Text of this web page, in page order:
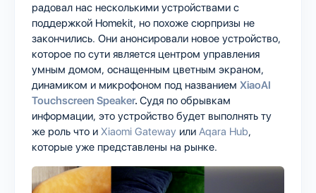
радовал нас несколькими устройствами с
поддержкой Homekit, но похоже сюрпризы не
закончились. Они анонсировали новое устройство,
которое по сути является центром управления
умным домом, оснащенным цветным экраном,
динамиком и микрофоном под названием XiaoAI
Touchscreen Speaker. Судя по обрывкам
информации, это устройство будет выполнять ту
же роль что и Xiaomi Gateway или Aqara Hub,
которые уже представлены на рынке.